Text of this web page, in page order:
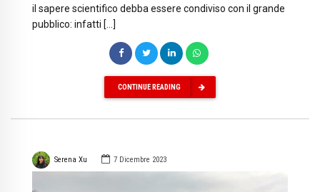
il sapere scientifico debba essere condiviso con il grande
pubblico: infatti […]
CONTINUE READING
Serena Xu 7 Dicembre 2023